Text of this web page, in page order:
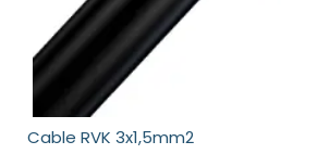
Cable RVK 3x1,5mm2